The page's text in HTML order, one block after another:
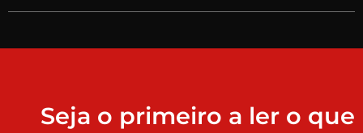
Seja o primeiro a ler o que